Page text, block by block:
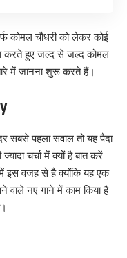
कोमल चौधरी को लेकर कोई
करते हुए जल्द से जल्द कोमल
में जानना शुरू करते हैं।
सबसे पहला सवाल तो यह पैदा
चर्चा में क्यों है बात करें
में इस वजह से है क्योंकि यह एक
वाले नए गाने में काम किया है